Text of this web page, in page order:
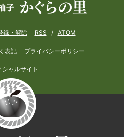
録・解除 RSS / ATOM
表記 プライバシーポリシー
シャルサイト